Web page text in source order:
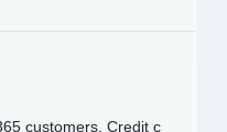
customers. Credit c